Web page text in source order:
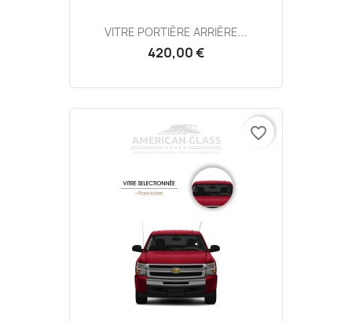
VITRE PORTIÈRE ARRIÈRE...
420,00 €
favorite_border